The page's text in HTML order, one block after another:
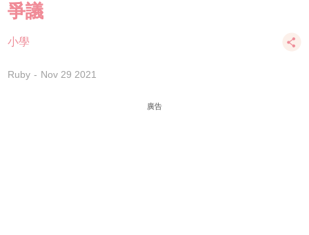
爭議
小學
Ruby Nov 29 2021
廣告